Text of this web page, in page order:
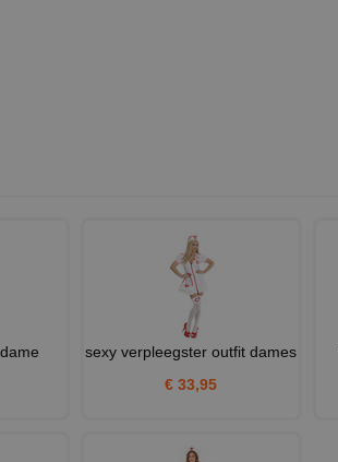
sexy verpleegster outfit dames
€ 33,95